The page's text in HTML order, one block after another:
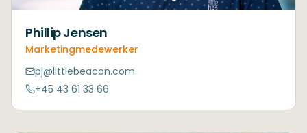
Phillip Jensen
Marketingmedewerker
pj@littlebeacon.com
+45 43 61 33 66